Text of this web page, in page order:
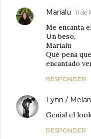
Marialu 11 de
Me encanta
Un beso,
Marialu
Qué pena
encantado
RESPONDER
Lynn /
Genial el
RESPONDER